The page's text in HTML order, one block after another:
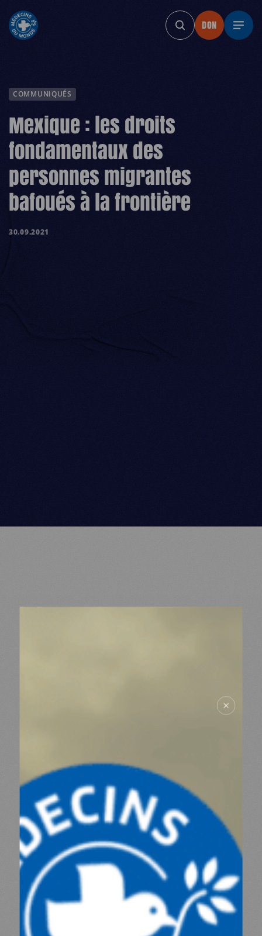
DON DON DON
DON
SUR LE TERRAIN
ESPACE DONATEURS
COMITÉ DES DONATEURS
ESPACE PRESSE
NOS PARTENAIRES
COMMUNIQUÉS
Mexique : les droits
fondamentaux des
personnes migrantes
bafoués à la frontière
30.09.2021